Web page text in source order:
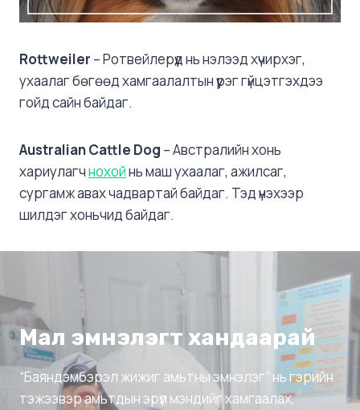
Rottweiler – Ротвейлерүүд нь нэлээд хүчирхэг,
ухаалаг бөгөөд хамгаалалтын үүрэг гүйцэтгэхдээ
гойд сайн байдаг.
Australian Cattle Dog – Австралийн хонь
хариулагчнохойнь маш ухаалаг, ажилсаг,
сургамж авах чадвартай байдаг. Тэд үнэхээр
шилдэг хоньчид байдаг.
Мал эмнэлэгт хандаарай
“Баяндэмбэрэл жижиг амьтны эмнэлэг” нь гэрийн
тэжээвэр амьтдын эрүүл мэндийг хамгаалах,